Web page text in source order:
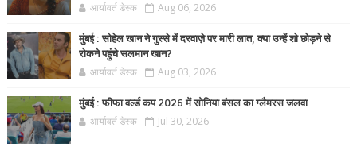
आर्यावर्त डेस्क Aug 06, 2026
मुंबई : सोहेल खान ने गुस्से में दरवाज़े पर मारी लात, क्या उन्हें शो छोड़ने से
रोकने पहुंचे सलमान खान?
आर्यावर्त डेस्क Aug 03, 2026
मुंबई : फीफा वर्ल्ड कप 2026 में सोनिया बंसल का ग्लैमरस जलवा
आर्यावर्त डेस्क Jul 30, 2026